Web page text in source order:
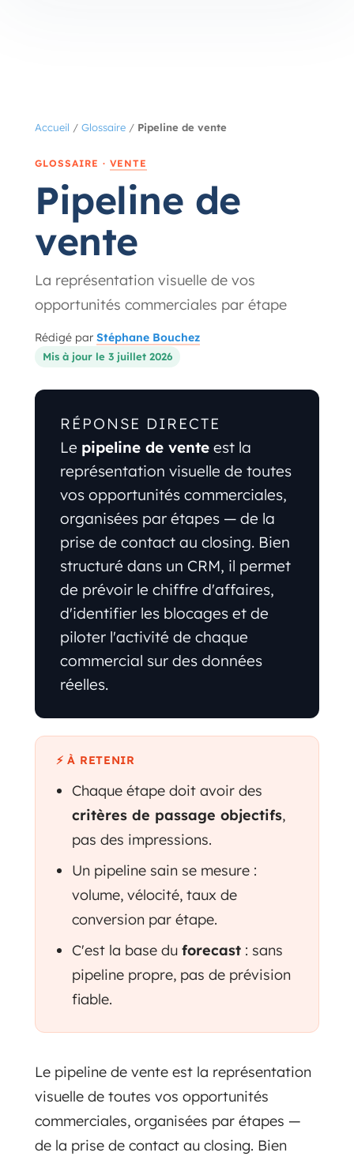
Accueil / Glossaire / Pipeline de vente
GLOSSAIRE · VENTE
Pipeline de
vente
La représentation visuelle de vos
opportunités commerciales par étape
Rédigé par Stéphane Bouchez
Mis à jour le 3 juillet 2026
RÉPONSE DIRECTE
Le pipeline de vente est la
représentation visuelle de toutes
vos opportunités commerciales,
organisées par étapes — de la
prise de contact au closing. Bien
structuré dans un CRM, il permet
de prévoir le chiffre d'affaires,
d'identifier les blocages et de
piloter l'activité de chaque
commercial sur des données
réelles.
⚡ À RETENIR
Chaque étape doit avoir des
critères de passage objectifs,
pas des impressions.
Un pipeline sain se mesure :
volume, vélocité, taux de
conversion par étape.
C'est la base du forecast : sans
pipeline propre, pas de prévision
fiable.
Le pipeline de vente est la représentation
visuelle de toutes vos opportunités
commerciales, organisées par étapes —
de la prise de contact au closing. Bien